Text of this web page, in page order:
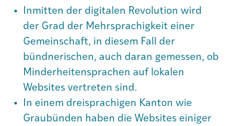
Projekte
Publikationen
Personen
Agenda
Inmitten der digitalen Revolution wird
der Grad der Mehrsprachigkeit einer
Gemeinschaft, in diesem Fall der
bündnerischen, auch daran gemessen, ob
Minderheitensprachen auf lokalen
Websites vertreten sind.
In einem dreisprachigen Kanton wie
Graubünden haben die Websites einiger